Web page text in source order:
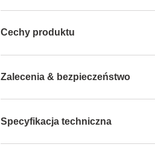
Cechy produktu
Zalecenia & bezpieczeństwo
Specyfikacja techniczna